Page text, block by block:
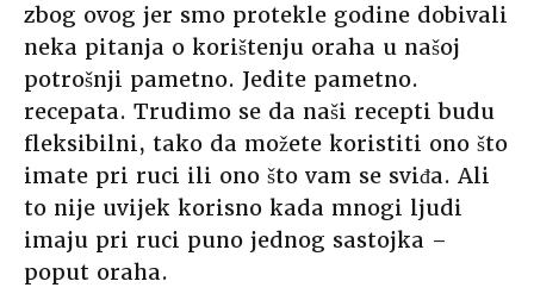
zbog ovog jer smo protekle godine dobivali
neka pitanja o korištenju oraha u našoj
potrošnji pametno. Jedite pametno.
recepata. Trudimo se da naši recepti budu
fleksibilni, tako da možete koristiti ono što
imate pri ruci ili ono što vam se sviđa. Ali
to nije uvijek korisno kada mnogi ljudi
imaju pri ruci puno jednog sastojka –
poput oraha.